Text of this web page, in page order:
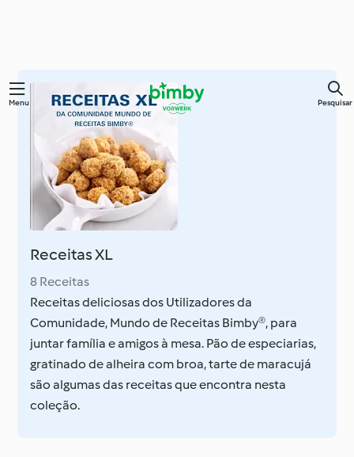
Saltar
principal
Menu Pesquisar
Receitas XL
8 Receitas
Receitas deliciosas dos Utilizadores da
Comunidade, Mundo de Receitas Bimby®, para
juntar família e amigos à mesa. Pão de especiarias,
gratinado de alheira com broa, tarte de maracujá
são algumas das receitas que encontra nesta
coleção.